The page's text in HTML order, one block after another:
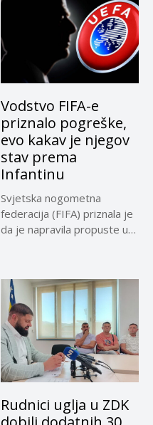
Vodstvo FIFA-e
priznalo pogreške,
evo kakav je njegov
stav prema
Infantinu
Svjetska nogometna
federacija (FIFA) priznala je
da je napravila propuste u
Rudnici uglja u ZDK